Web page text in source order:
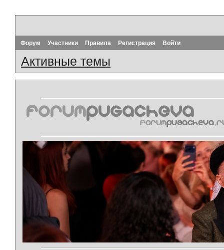
Форум Участники Правила Регистрация Войти
Активные темы